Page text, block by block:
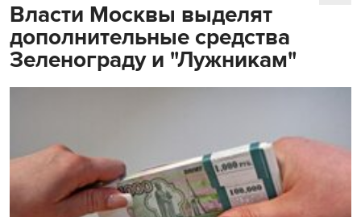
Власти Москвы выделят
дополнительные средства
Зеленограду и "Лужникам"